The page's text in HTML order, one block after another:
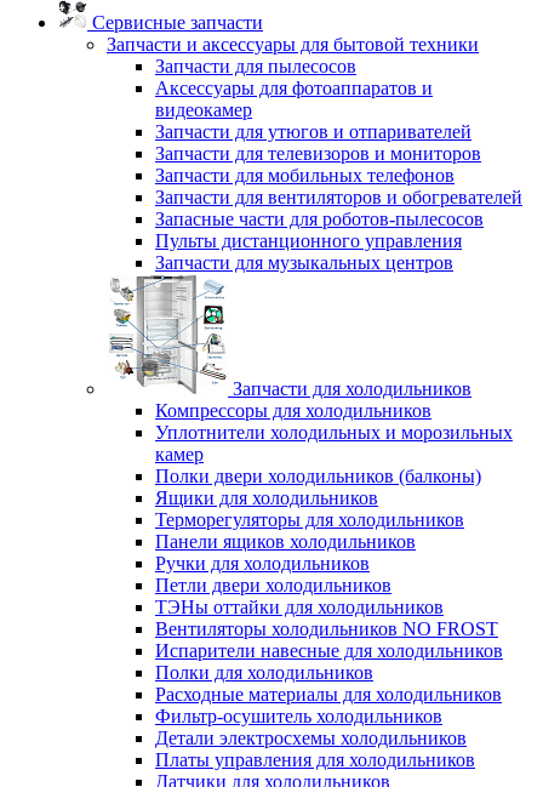
Сервисные запчасти
Запчасти и аксессуары для бытовой техники
Запчасти для пылесосов
Аксессуары для фотоаппаратов и
видеокамер
Запчасти для утюгов и отпаривателей
Запчасти для телевизоров и мониторов
Запчасти для мобильных телефонов
Запчасти для вентиляторов и обогревателей
Запасные части для роботов-пылесосов
Пульты дистанционного управления
Запчасти для музыкальных центров
Запчасти для холодильников
Компрессоры для холодильников
Уплотнители холодильных и морозильных
камер
Полки двери холодильников (балконы)
Ящики для холодильников
Терморегуляторы для холодильников
Панели ящиков холодильников
Ручки для холодильников
Петли двери холодильников
ТЭНы оттайки для холодильников
Вентиляторы холодильников NO FROST
Испарители навесные для холодильников
Полки для холодильников
Расходные материалы для холодильников
Фильтр-осушитель холодильников
Детали электросхемы холодильников
Платы управления для холодильников
Датчики для холодильников